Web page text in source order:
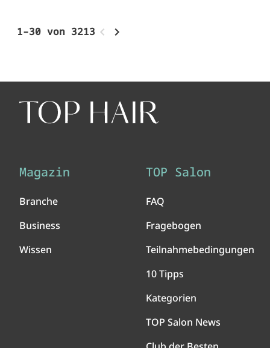
1–30 von 3213
Magazin
Branche
Business
Wissen
TOP Salon
FAQ
Fragebogen
Teilnahmebedingungen
10 Tipps
Kategorien
TOP Salon News